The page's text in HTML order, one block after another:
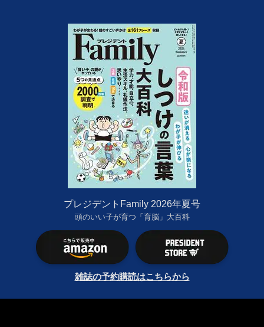
プレジデントFamily 2026年夏号
頭のいい子が育つ「育脳」大百科
雑誌の予約購読はこちらから